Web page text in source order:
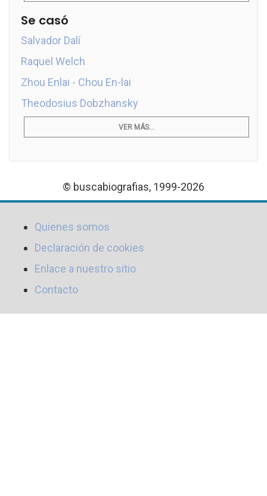
Se casó
Salvador Dalí
Raquel Welch
Zhou Enlai - Chou En-lai
Theodosius Dobzhansky
VER MÁS...
© buscabiografias, 1999-2026
Quienes somos
Declaración de cookies
Enlace a nuestro sitio
Contacto